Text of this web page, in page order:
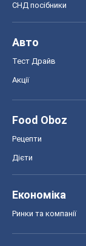
СНД посібники
Авто
Тест Драйв
Акції
Food Oboz
Рецепти
Дієти
Економіка
Ринки та компанії